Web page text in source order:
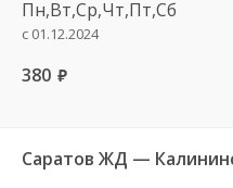
Пн,Вт,Ср,Чт,Пт,Сб
с 01.12.2024
380 руб.
Саратов ЖД —